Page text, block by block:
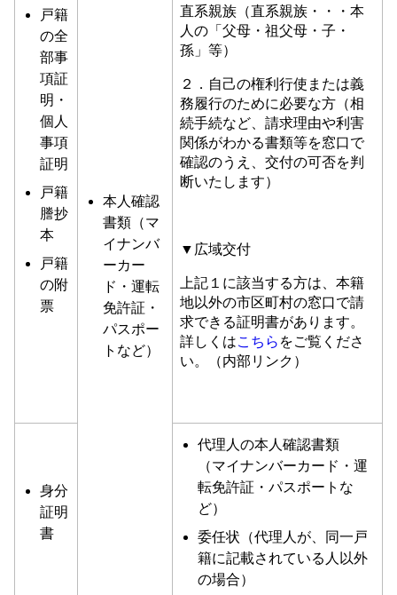
戸籍
の全
部事
項証
明・
個人
事項
証明
戸籍
謄抄
本
戸籍
の附
票
本人確認
書類（マ
イナンバ
ーカー
ド・運転
免許証・
パスポー
トなど）
直系親族（直系親族・・・本
人の「父母・祖父母・子・
孫」等）
２．自己の権利行使または義
務履行のために必要な方（相
続手続など、請求理由や利害
関係がわかる書類等を窓口で
確認のうえ、交付の可否を判
断いたします）
▼広域交付
上記１に該当する方は、本籍
地以外の市区町村の窓口で請
求できる証明書があります。
詳しくはこちら をご覧くださ
い。（内部リンク）
身分
証明
書
代理人の本人確認書類
（マイナンバーカード・運
転免許証・パスポートな
ど）
委任状（代理人が、同一戸
籍に記載されている人以外
の場合）